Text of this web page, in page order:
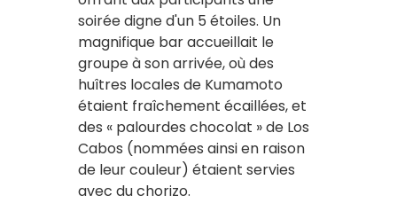
soirée digne d'un 5 étoiles. Un
magnifique bar accueillait le
groupe à son arrivée, où des
huîtres locales de Kumamoto
étaient fraîchement écaillées, et
des « palourdes chocolat » de Los
Cabos (nommées ainsi en raison
de leur couleur) étaient servies
avec du chorizo.